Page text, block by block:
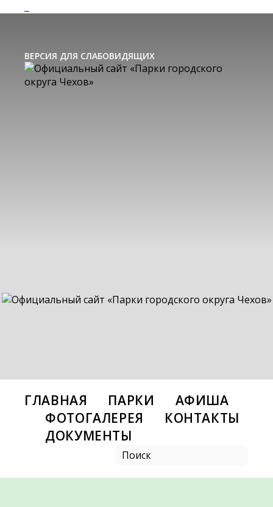
ВЕРСИЯ ДЛЯ СЛАБОВИДЯЩИХ
ГЛАВНАЯ ПАРКИ
АФИША
ФОТОГАЛЕРЕЯ
КОНТАКТЫ
ДОКУМЕНТЫ